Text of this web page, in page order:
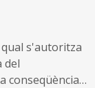
qual s'autoritza
del
conseqüència